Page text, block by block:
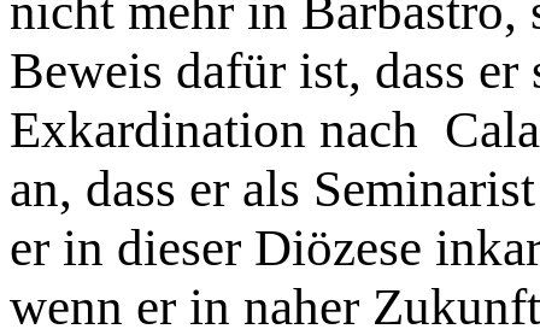
nicht mehr in Barbastro,
Beweis dafür ist, dass er
Exkardination nach
an, dass er als
er in dieser Diözese
wenn er in naher